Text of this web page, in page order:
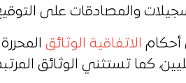
والمصادقات على
أحكام الاتفاقية الوثائق
كما تستثني الوثائق